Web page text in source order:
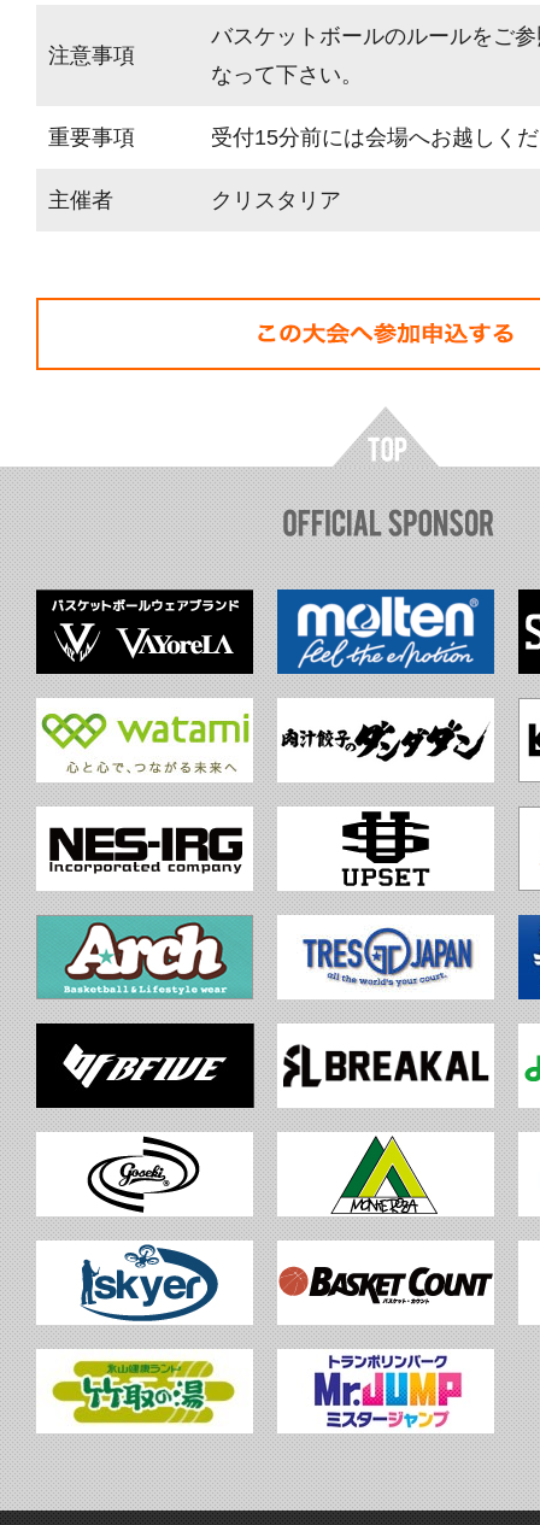
注意事項
バスケットボールのルールをご
なって下さい。
重要事項 受付15分前には会場へお越しく
主催者 クリスタリア